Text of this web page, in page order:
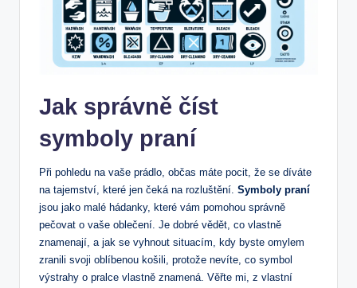
Jak správně číst
symboly praní
Při pohledu na vaše prádlo, občas máte pocit, že se díváte
na tajemství, které jen čeká na rozluštění. Symboly praní
jsou jako malé hádanky, které vám pomohou správně
pečovat o vaše oblečení. Je dobré vědět, co vlastně
znamenají, a jak se vyhnout situacím, kdy byste omylem
zranili svoji oblíbenou košili, protože nevíte, co symbol
výstrahy o pralce vlastně znamená. Věřte mi, z vlastní